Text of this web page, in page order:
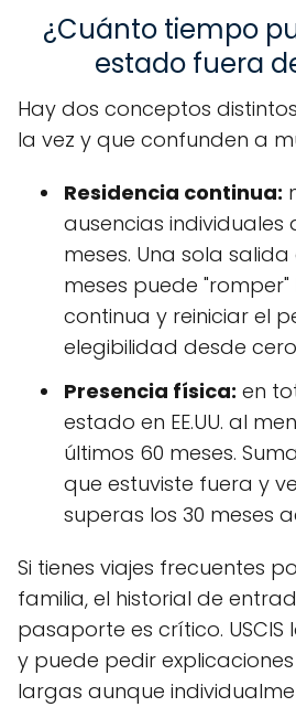
¿Cuánto tiempo
estado fuera de
Hay dos conceptos
la vez y que confunden a
Residencia continua:
ausencias individuales
meses. Una sola
meses puede
continua y reiniciar el
elegibilidad desde
Presencia física: en
estado en EE.UU. al
últimos 60 meses.
que estuviste fuera y
superas los 30 meses
Si tienes viajes frecuentes
familia, el historial de
pasaporte es crítico. USCIS
y puede pedir
largas aunque